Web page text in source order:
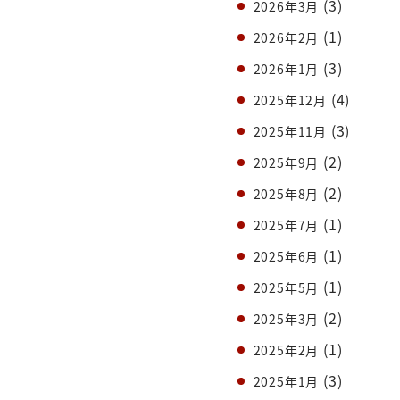
2026年3月 (3)
2026年2月 (1)
2026年1月 (3)
2025年12月 (4)
2025年11月 (3)
2025年9月 (2)
2025年8月 (2)
2025年7月 (1)
2025年6月 (1)
2025年5月 (1)
2025年3月 (2)
2025年2月 (1)
2025年1月 (3)